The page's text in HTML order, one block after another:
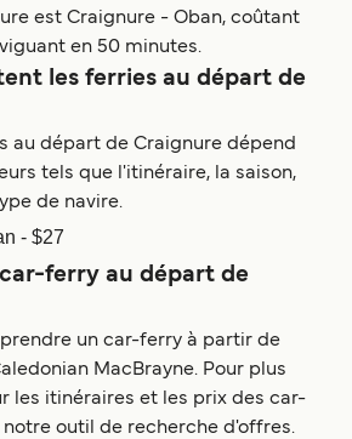
est Craignure - Oban, coûtant
en 50 minutes.
les ferries au départ de
au départ de Craignure dépend
tels que l'itinéraire, la saison,
de navire.
- $27
ferry au départ de
prendre un car-ferry à partir de
MacBrayne. Pour plus
les itinéraires et les prix des car-
outil de recherche d'offres.